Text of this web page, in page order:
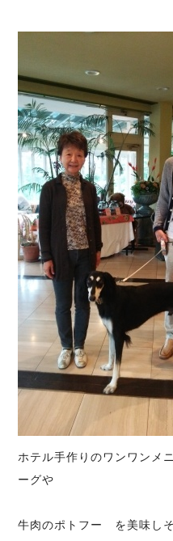
ホテル手作りのワンワンメ
ーグや
牛肉のポトフー を美味し